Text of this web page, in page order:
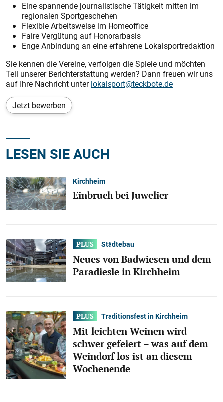
Eine spannende journalistische Tätigkeit mitten im
regionalen Sportgeschehen
Flexible Arbeitsweise im Homeoffice
Faire Vergütung auf Honorarbasis
Enge Anbindung an eine erfahrene Lokalsportredaktion
Sie kennen die Vereine, verfolgen die Spiele und möchten
Teil unserer Berichterstattung werden? Dann freuen wir uns
auf Ihre Nachricht unterlokalsport@teckbote.de
Jetzt bewerben
LESEN SIE AUCH
Kirchheim
Einbruch bei Juwelier
Städtebau
Neues von Badwiesen und dem
Paradiesle in Kirchheim
Traditionsfest in Kirchheim
Mit leichten Weinen wird
schwer gefeiert – was auf dem
Weindorf los ist an diesem
Wochenende